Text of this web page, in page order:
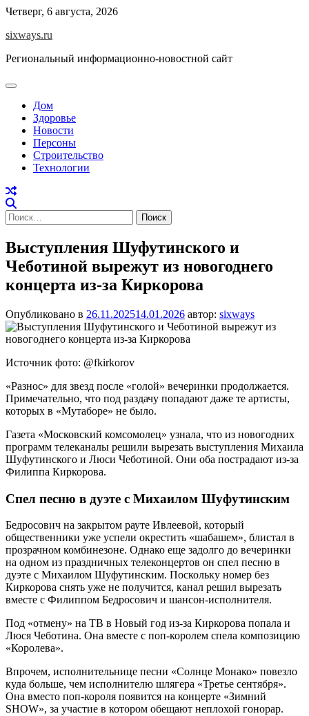
Перейти
содержимому
Четверг, 6 августа, 2026
sixways.ru
Региональный информационно-новостной сайт
Дом
Здоровье
Новости
Персоны
Строительство
Технологии
Найти:
Выступления Шуфутинского и
Чеботиной вырежут из новогоднего
концерта из-за Киркорова
Опубликовано в 26.11.202514.01.2026 автор: sixways
Источник фото: @fkirkorov
«Разнос» для звезд после «голой» вечеринки продолжается.
Примечательно, что под раздачу попадают даже те артисты,
которых в «Мутаборе» не было.
Газета «Московский комсомолец» узнала, что из новогодних
программ телеканалы решили вырезать выступления Михаила
Шуфутинского и Люси Чеботиной. Они оба пострадают из-за
Филиппа Киркорова.
Спел песню в дуэте с Михаилом Шуфутинским
Бедросович на закрытом рауте Ивлеевой, который
общественники уже успели окрестить «шабашем», блистал в
прозрачном комбинезоне. Однако еще задолго до вечеринки
на одном из праздничных телеконцертов он спел песню в
дуэте с Михаилом Шуфутинским. Поскольку номер без
Киркорова снять уже не получится, канал решил вырезать
вместе с Филиппом Бедросович и шансон-исполнителя.
Под «отмену» на ТВ в Новый год из-за Киркорова попала и
Люся Чеботина. Она вместе с поп-королем спела композицию
«Королева».
Впрочем, исполнительнице песни «Солнце Монако» повезло
куда больше, чем исполнителю шлягера «Третье сентября».
Она вместо поп-короля появится на концерте «Зимний
SHOW», за участие в котором обещают неплохой гонорар.